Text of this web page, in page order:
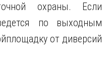
охраны. Если
по выходным
от диверсий